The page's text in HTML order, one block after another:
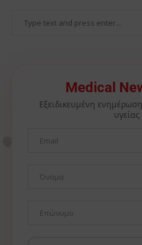
Medical
Εξειδικευμένη
υγείας